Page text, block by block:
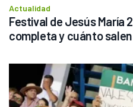
Actualidad
Festival de Jesús María
completa y cuánto